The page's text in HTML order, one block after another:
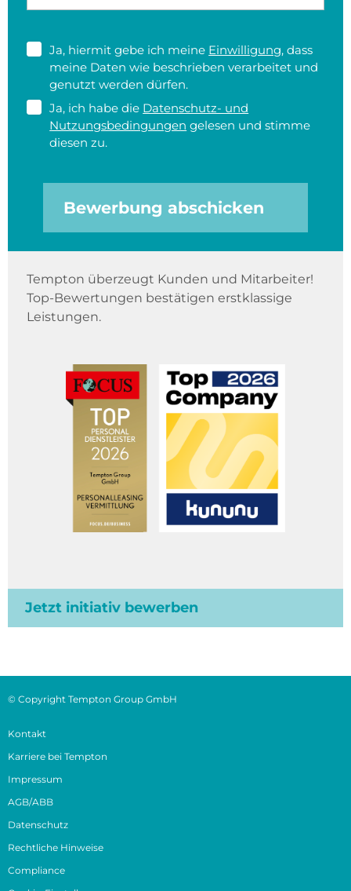
Ja, hiermit gebe ich meine Einwilligung, dass
meine Daten wie beschrieben verarbeitet und
genutzt werden dürfen.
Ja, ich habe die Datenschutz- und
Nutzungsbedingungen gelesen und stimme
diesen zu.
Bewerbung abschicken
Tempton überzeugt Kunden und Mitarbeiter!
Top-Bewertungen bestätigen erstklassige
Leistungen.
Jetzt initiativ bewerben
© Copyright Tempton Group GmbH
Kontakt
Karriere bei Tempton
Impressum
AGB/ABB
Datenschutz
Rechtliche Hinweise
Compliance